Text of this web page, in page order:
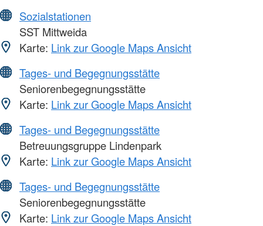
Sozialstationen
SST Mittweida
Karte: Link zur Google Maps Ansicht
Tages- und Begegnungsstätte
Seniorenbegegnungsstätte
Karte: Link zur Google Maps Ansicht
Tages- und Begegnungsstätte
Betreuungsgruppe Lindenpark
Karte: Link zur Google Maps Ansicht
Tages- und Begegnungsstätte
Seniorenbegegnungsstätte
Karte: Link zur Google Maps Ansicht